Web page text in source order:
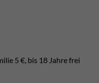
5 €, bis 18 Jahre frei